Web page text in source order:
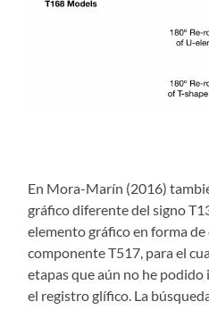
En Mora-Marín (2016)
gráfico diferente del signo
elemento gráfico en forma
componente T517, para el
etapas que aún no he
el registro glífico. La